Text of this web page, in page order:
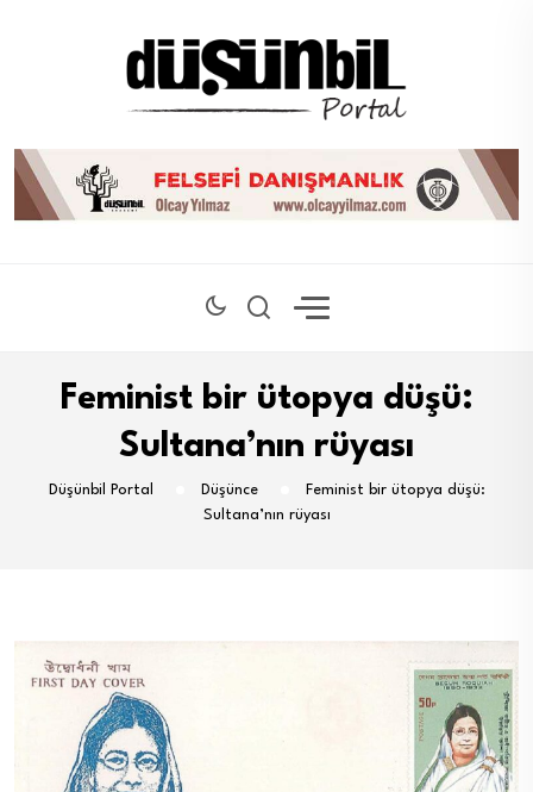
Feminist bir ütopya düşü:
Sultana’nın rüyası
Düşünbil Portal Düşünce
Feminist bir ütopya düşü:
Sultana’nın rüyası